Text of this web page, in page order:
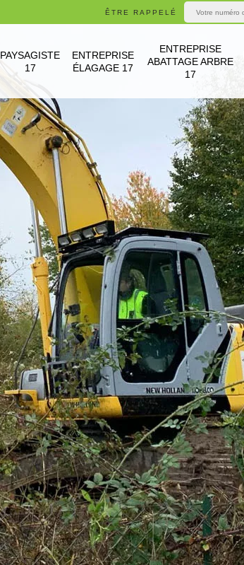
ÊTRE RAPPELÉ
PAYSAGISTE
17
ENTREPRISE
ÉLAGAGE 17
ENTREPRISE
ABATTAGE ARBRE
17